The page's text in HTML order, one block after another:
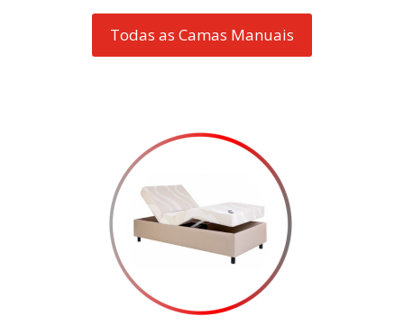
Todas as Camas Manuais